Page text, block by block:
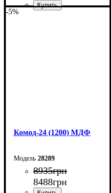
-5%
Комод-24 (1200) МДФ
28289
8935грн
8488грн